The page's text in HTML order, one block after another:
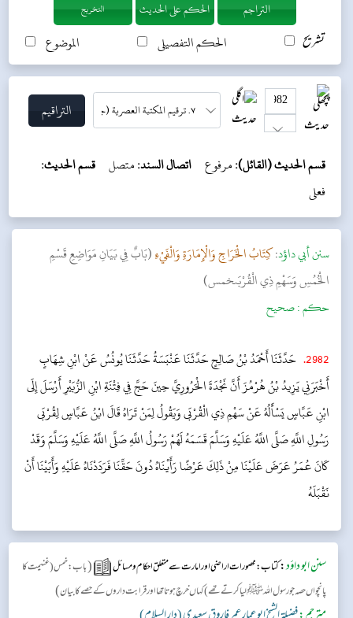
تشریح الحکم التفصیلی الموضوع
التخريج
قسم الحديث (القائل):مرفوع اتصال السند:متصل قسم الحديث:
فعلی
سنن أبي داؤد:كِتَابُ الْخَرَاجِ وَالْإِمَارَةِ وَالْفَيْءِ(بَابٌ فِي بَيَانِ مَوَاضِعِ قَسْمِ
الْخُمُسِ وَسَهْمِ ذِي الْقُرْبَىخمس)
حکم :صحیح
2982
. حَدَّثَنَا أَحْمَدُ بْنُ صَالِحٍ حَدَّثَنَا عَنْبَسَةُ حَدَّثَنَا يُونُسُ عَنْ ابْنِ شِهَابٍ
أَخْبَرَنِي يَزِيدُ بْنُ هُرْمُزَ أَنَّ نَجْدَةَ الْحَرُورِيَّ حِينَ حَجَّ فِي فِتْنَةِ ابْنِ الزُّبَيْرِ أَرْسَلَ إِلَى
ابْنِ عَبَّاسٍ يَسْأَلُهُ عَنْ سَهْمِ ذِي الْقُرْبَى وَيَقُولُ لِمَنْ تَرَاهُ قَالَ ابْنُ عَبَّاسٍ لِقُرْبَى
رَسُولِ اللَّهِ صَلَّى اللَّهُ عَلَيْهِ وَسَلَّمَ قَسَمَهُ لَهُمْ رَسُولُ اللَّهِ صَلَّى اللَّهُ عَلَيْهِ وَسَلَّمَ وَقَدْ
كَانَ عُمَرُ عَرَضَ عَلَيْنَا مِنْ ذَلِكَ عَرْضًا رَأَيْنَاهُ دُونَ حَقِّنَا فَرَدَدْنَاهُ عَلَيْهِ وَأَبَيْنَا أَنْ
نَقْبَلَهُ
سنن ابو داؤد:کتاب: محصورات اراضی اور امارت سے متعلق احکام و مسائل (باب: خمس ( غنیمت کا
پانچواں حصہ جو رسول اللہ ﷺ لیا کرتے تھے ) کہاں خرچ ہوتا تھا اور قرابت داروں کے حصے کا بیان)